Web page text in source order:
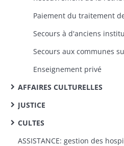
Secours à d'anciens
Enseignement privé
AFFAIRES CULTURELLES
JUSTICE
CULTES